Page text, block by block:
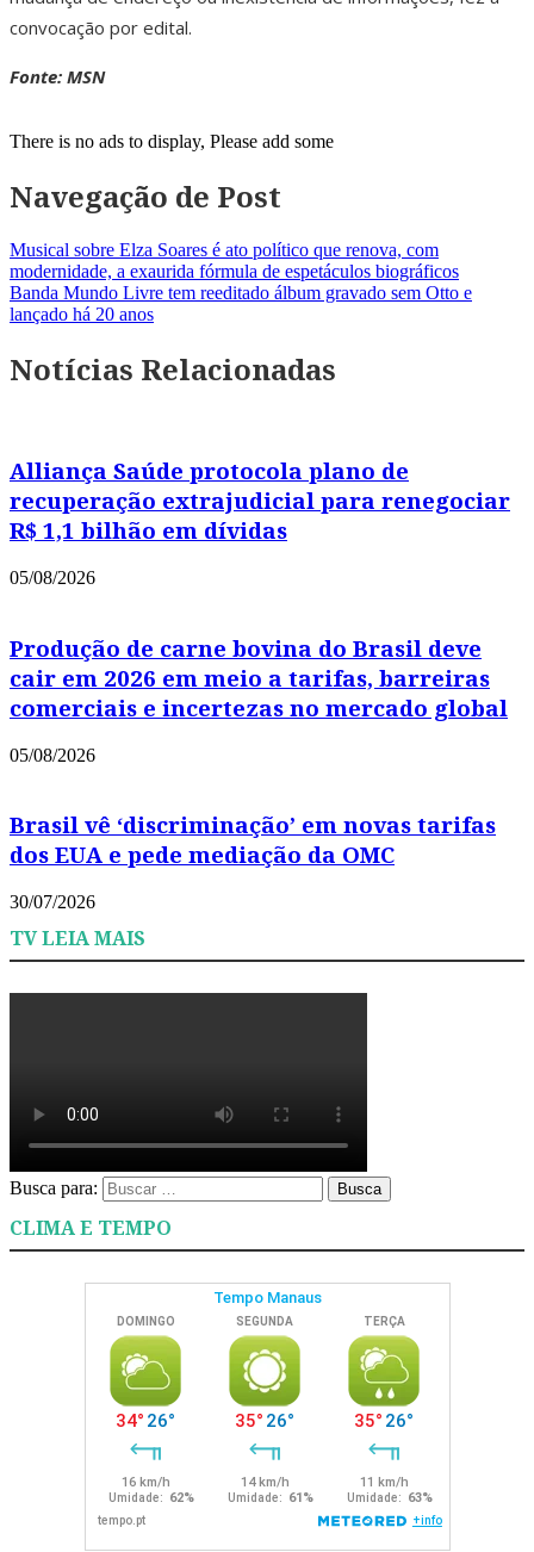
convocação por edital.
Fonte: MSN
There is no ads to display, Please add some
Navegação de Post
Musical sobre Elza Soares é ato político que renova, com
modernidade, a exaurida fórmula de espetáculos biográficos
Banda Mundo Livre tem reeditado álbum gravado sem Otto e
lançado há 20 anos
Notícias Relacionadas
Alliança Saúde protocola plano de
recuperação extrajudicial para renegociar
R$ 1,1 bilhão em dívidas
05/08/2026
Produção de carne bovina do Brasil deve
cair em 2026 em meio a tarifas, barreiras
comerciais e incertezas no mercado global
05/08/2026
Brasil vê ‘discriminação’ em novas tarifas
dos EUA e pede mediação da OMC
30/07/2026
TV LEIA MAIS
Busca para: Busca
CLIMA E TEMPO